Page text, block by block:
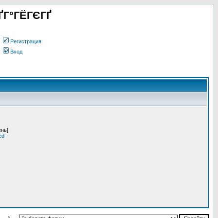
Регистрация
Вход